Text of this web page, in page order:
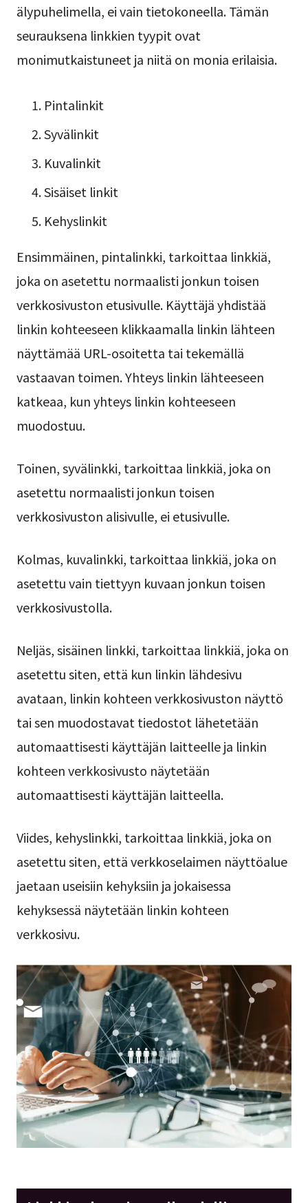
älypuhelimella, ei vain tietokoneella. Tämän
seurauksena linkkien tyypit ovat
monimutkaistuneet ja niitä on monia erilaisia.
Pintalinkit
Syvälinkit
Kuvalinkit
Sisäiset linkit
Kehyslinkit
Ensimmäinen, pintalinkki, tarkoittaa linkkiä,
joka on asetettu normaalisti jonkun toisen
verkkosivuston etusivulle. Käyttäjä yhdistää
linkin kohteeseen klikkaamalla linkin lähteen
näyttämää URL-osoitetta tai tekemällä
vastaavan toimen. Yhteys linkin lähteeseen
katkeaa, kun yhteys linkin kohteeseen
muodostuu.
Toinen, syvälinkki, tarkoittaa linkkiä, joka on
asetettu normaalisti jonkun toisen
verkkosivuston alisivulle, ei etusivulle.
Kolmas, kuvalinkki, tarkoittaa linkkiä, joka on
asetettu vain tiettyyn kuvaan jonkun toisen
verkkosivustolla.
Neljäs, sisäinen linkki, tarkoittaa linkkiä, joka on
asetettu siten, että kun linkin lähdesivu
avataan, linkin kohteen verkkosivuston näyttö
tai sen muodostavat tiedostot lähetetään
automaattisesti käyttäjän laitteelle ja linkin
kohteen verkkosivusto näytetään
automaattisesti käyttäjän laitteella.
Viides, kehyslinkki, tarkoittaa linkkiä, joka on
asetettu siten, että verkkoselaimen näyttöalue
jaetaan useisiin kehyksiin ja jokaisessa
kehyksessä näytetään linkin kohteen
verkkosivu.